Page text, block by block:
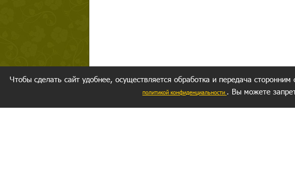
Чтобы сделать сайт удобнее, осуществляется обработка и передача
политикой конфиденциальности . Вы можете